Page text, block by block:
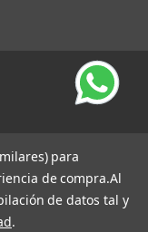
para
de compra.Al
de datos tal y
.